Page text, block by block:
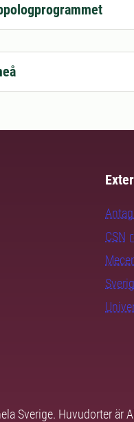
CSN
Sverige. Huvudorter är